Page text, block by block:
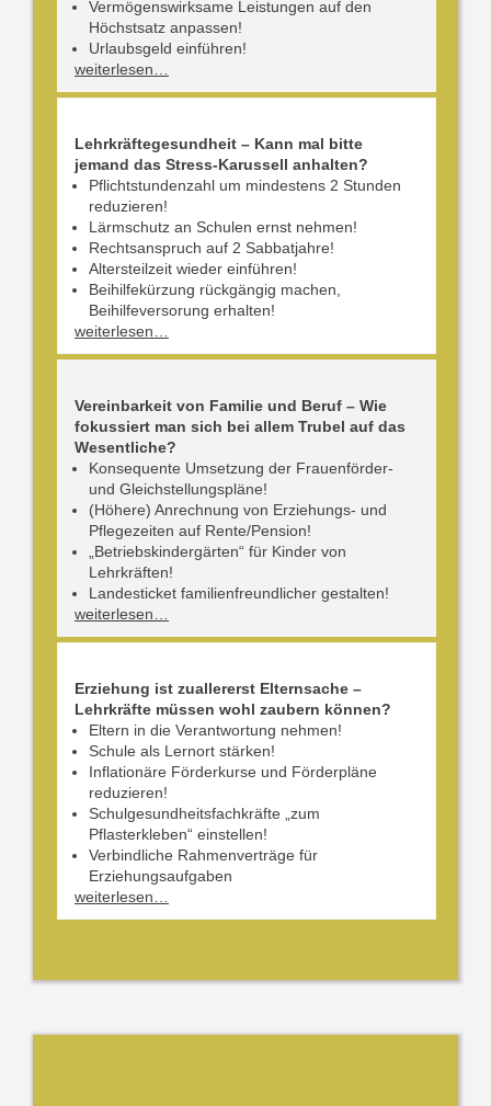
Vermögenswirksame Leistungen auf den
Höchstsatz anpassen!
Urlaubsgeld einführen!
weiterlesen…
Lehrkräftegesundheit – Kann mal bitte
jemand das Stress-Karussell anhalten?
Pflichtstundenzahl um mindestens 2 Stunden
reduzieren!
Lärmschutz an Schulen ernst nehmen!
Rechtsanspruch auf 2 Sabbatjahre!
Altersteilzeit wieder einführen!
Beihilfekürzung rückgängig machen,
Beihilfeversorung erhalten!
weiterlesen…
Vereinbarkeit von Familie und Beruf – Wie
fokussiert man sich bei allem Trubel auf das
Wesentliche?
Konsequente Umsetzung der Frauenförder-
und Gleichstellungspläne!
(Höhere) Anrechnung von Erziehungs- und
Pflegezeiten auf Rente/Pension!
„Betriebskindergärten“ für Kinder von
Lehrkräften!
Landesticket familienfreundlicher gestalten!
weiterlesen…
Erziehung ist zuallererst Elternsache –
Lehrkräfte müssen wohl zaubern können?
Eltern in die Verantwortung nehmen!
Schule als Lernort stärken!
Inflationäre Förderkurse und Förderpläne
reduzieren!
Schulgesundheitsfachkräfte „zum
Pflasterkleben“ einstellen!
Verbindliche Rahmenverträge für
Erziehungsaufgaben
weiterlesen…